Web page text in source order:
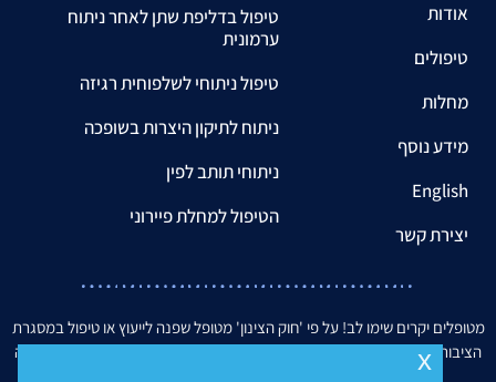
אודות
טיפולים
מחלות
מידע נוסף
English
יצירת קשר
טיפול בדליפת שתן לאחר ניתוח
ערמונית
טיפול ניתוחי לשלפוחית רגיזה
ניתוח לתיקון היצרות בשופכה
ניתוחי תותב לפין
הטיפול למחלת פיירוני
מטופלים יקרים שימו לב! על פי 'חוק הצינון' מטופל שפנה לייעוץ או טיפול במסגרת
הציבורית, אינו יכול להיות מטופל במערכת הפרטית אצל ד"ר מקייטן למשך שישה
x